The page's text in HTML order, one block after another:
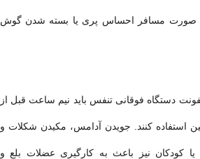
صورت مسافر احساس پری یا بسته شدن گوش
دستگاه فوقانی تنفس باید نیم ساعت قبل از
استفاده کنند. جویدن آدامس، مکیدن شکلات و
کودکان نیز باعث به کارگیری عضلات بلع و